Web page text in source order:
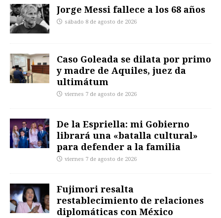
Jorge Messi fallece a los 68 años
sábado 8 de agosto de 2026
Caso Goleada se dilata por primo
y madre de Aquiles, juez da
ultimátum
viernes 7 de agosto de 2026
De la Espriella: mi Gobierno
librará una «batalla cultural»
para defender a la familia
viernes 7 de agosto de 2026
Fujimori resalta
restablecimiento de relaciones
diplomáticas con México